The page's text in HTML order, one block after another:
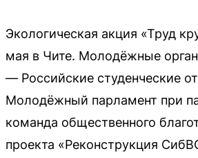
Экологическая акция «Труд
мая в Чите. Молодёжные
— Российские студенческие
Молодёжный парламент при
команда общественного
проекта «Реконструкция